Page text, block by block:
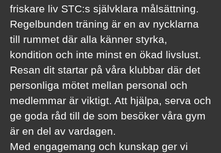
friskare liv STC:s självklara målsättning.
Regelbunden träning är en av nycklarna
till rummet där alla känner styrka,
kondition och inte minst en ökad livslust.
Resan dit startar på våra klubbar där det
personliga mötet mellan personal och
medlemmar är viktigt. Att hjälpa, serva och
ge goda råd till de som besöker våra gym
är en del av vardagen.
Med engagemang och kunskap ger vi